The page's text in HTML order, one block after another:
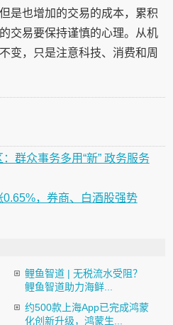
是也增加的交易的成本，累积
交易要保持谨慎的心理。从机
变，只是注意科技、消费和周
群众事务多用“新” 政务服务
0.65%，券商、白酒股强势
鲤鱼智道 | 无税流水受阻？
鲤鱼智道助力海鲜...
约500款上海App已完成鸿蒙
化创新升级，鸿蒙生...